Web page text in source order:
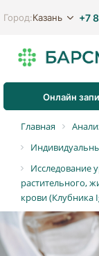
Город:Казань +7
Онлайн
Главная
Исследование
растительного,
крови (Клубника